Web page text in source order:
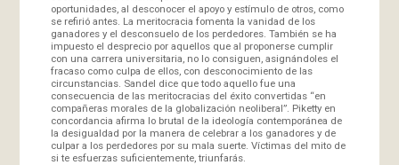
oportunidades, al desconocer el apoyo y estímulo de otros, como
se refirió antes. La meritocracia fomenta la vanidad de los
ganadores y el desconsuelo de los perdedores. También se ha
impuesto el desprecio por aquellos que al proponerse cumplir
con una carrera universitaria, no lo consiguen, asignándoles el
fracaso como culpa de ellos, con desconocimiento de las
circunstancias. Sandel dice que todo aquello fue una
consecuencia de las meritocracias del éxito convertidas “en
compañeras morales de la globalización neoliberal”. Piketty en
concordancia afirma lo brutal de la ideología contemporánea de
la desigualdad por la manera de celebrar a los ganadores y de
culpar a los perdedores por su mala suerte. Víctimas del mito de
si te esfuerzas suficientemente, triunfarás.